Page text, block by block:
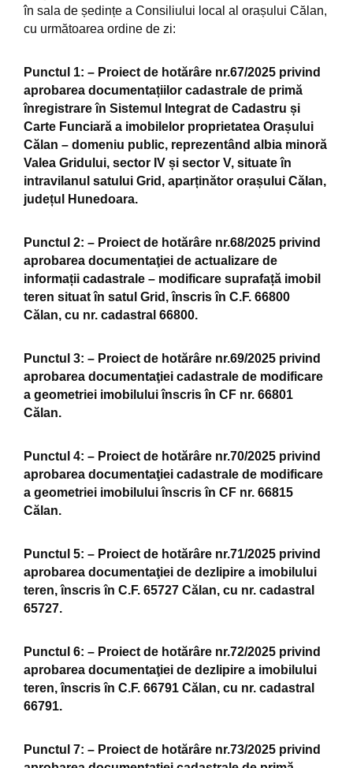
în sala de ședințe a Consiliului local al orașului Călan,
cu următoarea ordine de zi:
Punctul 1: – Proiect de hotărâre nr.67/2025 privind
aprobarea documentațiilor cadastrale de primă
înregistrare în Sistemul Integrat de Cadastru și
Carte Funciară a imobilelor proprietatea Orașului
Călan – domeniu public, reprezentând albia minoră
Valea Gridului, sector IV și sector V, situate în
intravilanul satului Grid, aparținător orașului Călan,
județul Hunedoara.
Punctul 2: – Proiect de hotărâre nr.68/2025 privind
aprobarea documentaţiei de actualizare de
informații cadastrale – modificare suprafață imobil
teren situat în satul Grid, înscris în C.F. 66800
Călan, cu nr. cadastral 66800.
Punctul 3: – Proiect de hotărâre nr.69/2025 privind
aprobarea documentaţiei cadastrale de modificare
a geometriei imobilului înscris în CF nr. 66801
Călan.
Punctul 4: – Proiect de hotărâre nr.70/2025 privind
aprobarea documentaţiei cadastrale de modificare
a geometriei imobilului înscris în CF nr. 66815
Călan.
Punctul 5: – Proiect de hotărâre nr.71/2025 privind
aprobarea documentaţiei de dezlipire a imobilului
teren, înscris în C.F. 65727 Călan, cu nr. cadastral
65727.
Punctul 6: – Proiect de hotărâre nr.72/2025 privind
aprobarea documentaţiei de dezlipire a imobilului
teren, înscris în C.F. 66791 Călan, cu nr. cadastral
66791.
Punctul 7: – Proiect de hotărâre nr.73/2025 privind